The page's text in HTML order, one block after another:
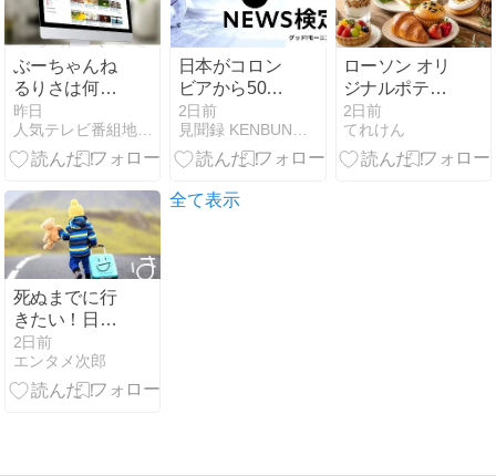
か
ぶーちゃんね
るりさは何
者？年齢や大
学！ホームレ
スまなみとの
昨日
人気テレビ番組地域別放送曜日と時間
日本がコロン
ビアから50%
以上輸入する
ものは?
【NEWS検
2日前
見聞録 KENBUNROKU
ローソン オリ
ジナルポテト
チップス5万
名無料クーポ
ンプレゼント
2日前
てれけん
死ぬまでに行
きたい！日本
のホテル｜四
国地方（徳
島、香川、愛
2日前
エンタメ次郎
全て表示